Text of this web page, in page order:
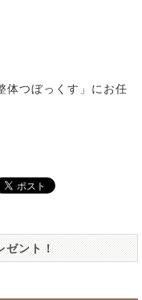
つぼっくす」にお任
ゼント！